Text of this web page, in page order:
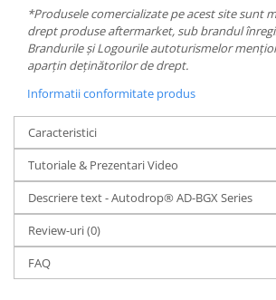
*Produsele comercializate pe acest site sunt
drept produse aftermarket, sub brandul
Brandurile și Logourile autoturismelor
aparțin deținătorilor de drept.
Informatii conformitate produs
Caracteristici
Tutoriale & Prezentari Video
Descriere text - Autodrop® AD-BGX Series
Review-uri(0)
FAQ